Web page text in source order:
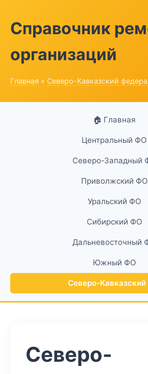
Справочник
организаций
Главная » Северо-Кавказский
🏠 Главная
Центральный ФО
Северо-Западный
Приволжский ФО
Уральский ФО
Сибирский ФО
Дальневосточный
Южный ФО
Северо-
Северо-